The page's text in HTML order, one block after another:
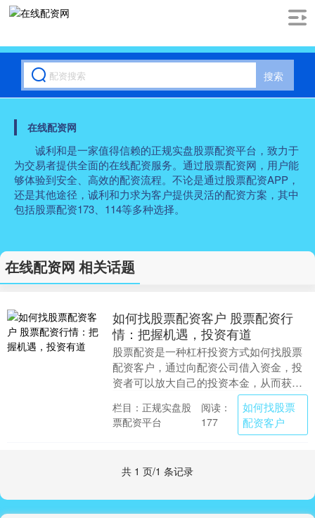
搜索
在线配资网
诚利和是一家值得信赖的正规实盘股票配资平台，致力于
为交易者提供全面的在线配资服务。通过股票配资网，用户能
够体验到安全、高效的配资流程。不论是通过股票配资APP，
还是其他途径，诚利和力求为客户提供灵活的配资方案，其中
包括股票配资173、114等多种选择。
在线配资网 相关话题
如何找股票配资客户 股票配资行
情：把握机遇，投资有道
股票配资是一种杠杆投资方式如何找股票
配资客户，通过向配资公司借入资金，投
资者可以放大自己的投资本金，从而获得
更高的收益。随着股市回暖，股票配资行
情也日益火爆。 ....
栏目：正规实盘股
票配资平台
阅读：
177
如何找股票
配资客户
共 1 页/1 条记录